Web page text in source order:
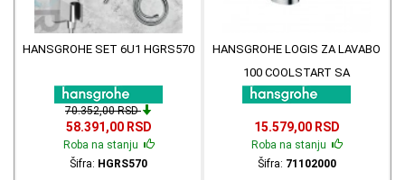
HANSGROHE SET 6U1 HGRS570
70.352,00 RSD
58.391,00 RSD
Roba na stanju
Šifra: HGRS570
HANSGROHE LOGIS ZA LAVABO
100 COOLSTART SA
NADSKLOPOM 71102000
15.579,00 RSD
Roba na stanju
Šifra: 71102000